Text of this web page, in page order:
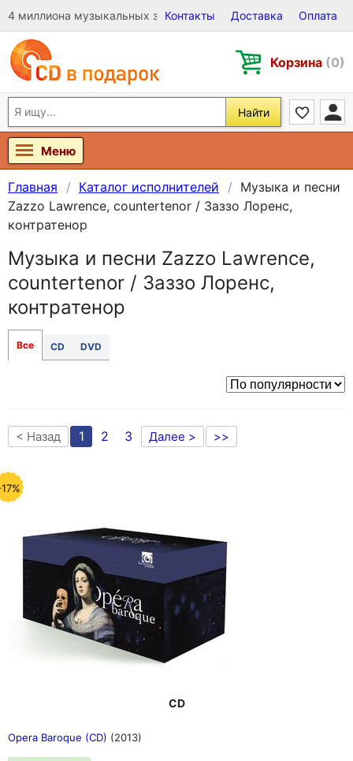
4 миллиона музыкальных записей на Виниле, CD и DVD
Контакты Доставка Оплата
Корзина (0)
Найти
Меню
Главная Каталог исполнителей
Музыка и песни
Zazzo Lawrence, countertenor / Заззо Лоренс,
контратенор
Музыка и песни Zazzo Lawrence,
countertenor / Заззо Лоренс,
контратенор
Все CD DVD
< Назад 1 2 3 Далее > >>
CD
Opera Baroque (CD) (2013)